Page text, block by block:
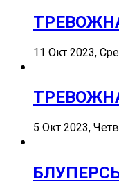
11 Окт 2023,
5 Окт 2023,